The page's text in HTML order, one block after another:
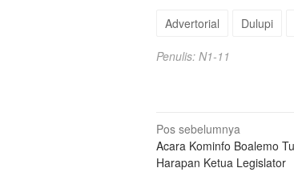
Advertorial Dulupi
Penulis: N1-11
Navigasi
pos
Pos sebelumnya
Acara Kominfo Boalemo
Harapan Ketua Legislator